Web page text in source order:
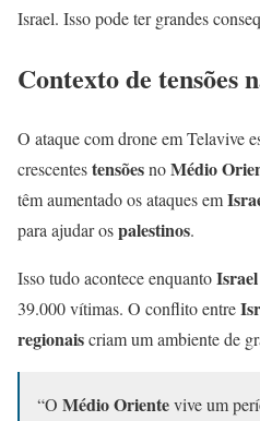
Israel. Isso pode ter grandes
Contexto de tensões
O ataque com drone em Telavive
crescentestensõesnoMédio
têm aumentado os ataques em
para ajudar ospalestinos.
Isso tudo acontece enquantoIsrael
39.000 vítimas. O conflito entre
regionaiscriam um ambiente de
“O Médio Orientevive um